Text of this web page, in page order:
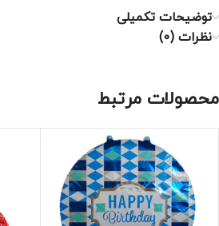
توضیحات تکمیلی
نظرات (0)
محصولات مرتبط